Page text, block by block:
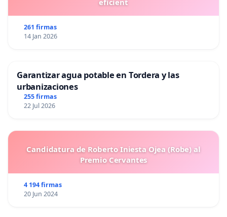
261 firmas
14 Jan 2026
Garantizar agua potable en Tordera y las
urbanizaciones
255 firmas
22 Jul 2026
Candidatura de Roberto Iniesta Ojea (Robe) al
Premio Cervantes
4 194 firmas
20 Jun 2024